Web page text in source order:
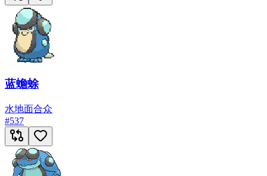
蓝蟾蜍
水地面合众
#537